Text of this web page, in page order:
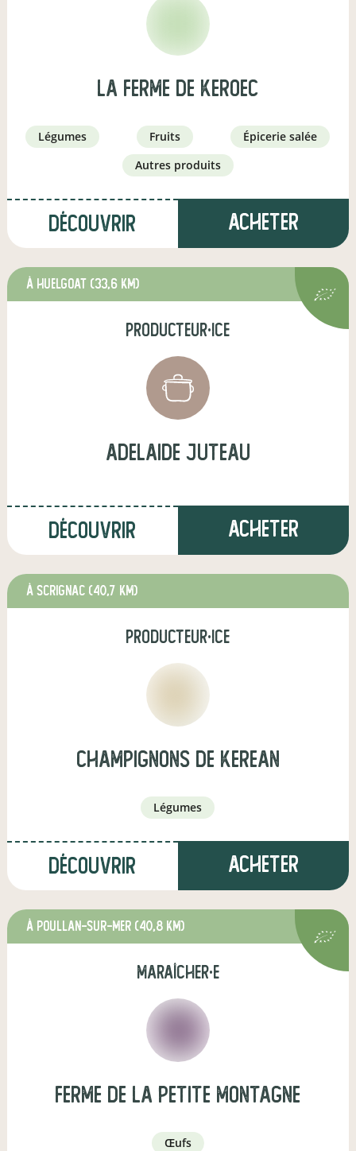
la ferme de keroec
légumes fruits
épicerie salée
autres produits
Découvrir Acheter
à Huelgoat (33,6 km)
producteur·ice
adelaide juteau
Découvrir Acheter
à Scrignac (40,7 km)
producteur·ice
champignons de kerean
légumes
Découvrir Acheter
à Poullan-sur-Mer (40,8 km)
maraîcher·e
ferme de la petite montagne
œufs